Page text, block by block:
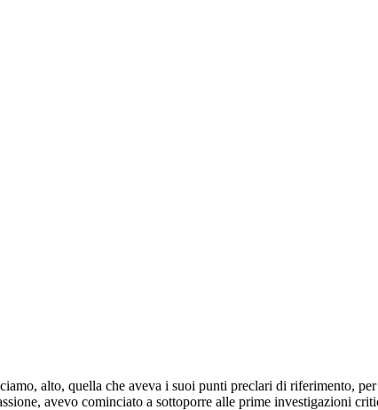
alto, quella che aveva i suoi punti preclari di riferimento,
avevo cominciato a sottoporre alle prime investigazioni